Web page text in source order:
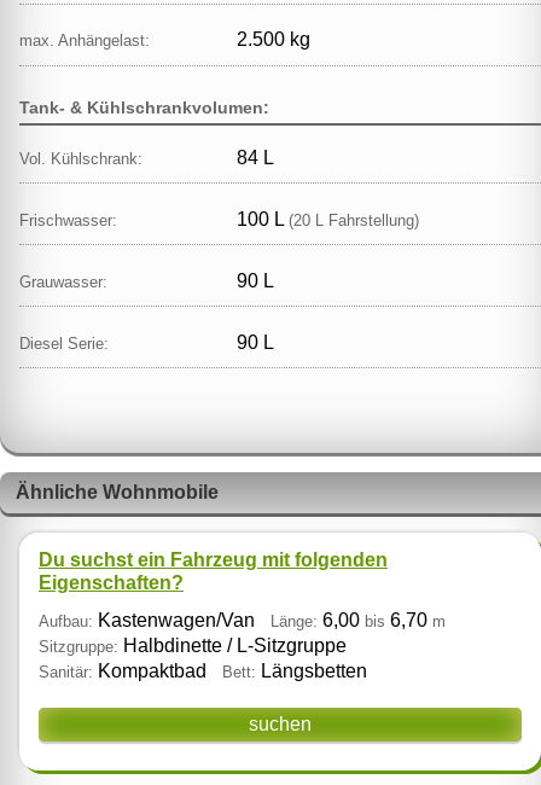
max. Anhängelast: 2.500 kg
Tank- & Kühlschrankvolumen:
Vol. Kühlschrank: 84 L
Frischwasser: 100 L (20 L Fahrstellung)
Grauwasser: 90 L
Diesel Serie: 90 L
Ähnliche Wohnmobile
Du suchst ein Fahrzeug mit folgenden
Eigenschaften?
Aufbau: Kastenwagen/Van Länge: 6,00 bis 6,70 m
Sitzgruppe: Halbdinette / L‑Sitzgruppe
Sanitär: Kompaktbad Bett: Längsbetten
suchen